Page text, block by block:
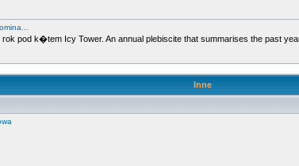
pod k�tem Icy Tower. An annual plebiscite that summarises the past
Inne